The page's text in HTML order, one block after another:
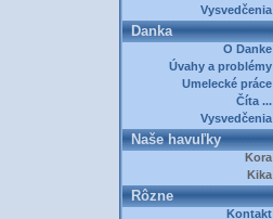
Vysvedčenia
Danka
O Danke
Úvahy a problémy
Umelecké práce
Číta ...
Vysvedčenia
Naše havuľky
Kora
Kika
Rôzne
Kontakt